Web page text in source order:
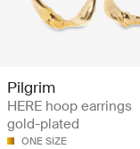
Pilgrim
HERE hoop earrings
gold-plated
ONE SIZE